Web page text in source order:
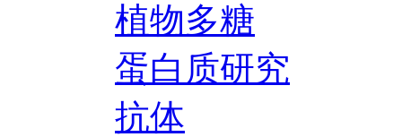
植物多糖
蛋白质研究
抗体